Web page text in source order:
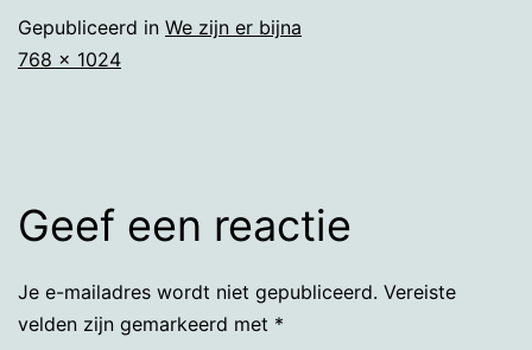
Gepubliceerd in We zijn er bijna
Volledige
768 × 1024
Geef een reactie
Je e-mailadres wordt niet gepubliceerd. Vereiste
velden zijn gemarkeerd met *